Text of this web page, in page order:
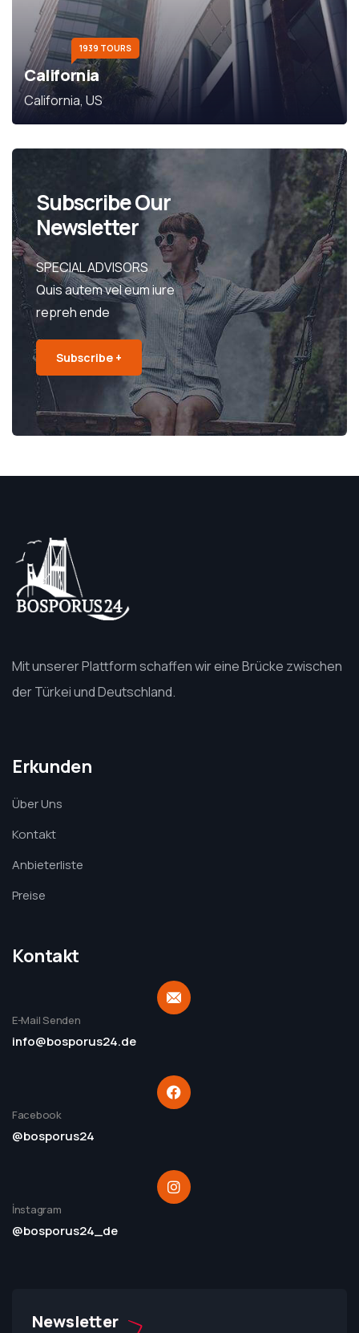
1939 TOURS
California
California, US
Subscribe Our
Newsletter
SPECIAL ADVISORS
Quis autem vel eum iure
repreh ende
Subscribe +
Mit unserer Plattform schaffen wir eine Brücke zwischen
der Türkei und Deutschland.
Erkunden
Über Uns
Kontakt
Anbieterliste
Preise
Kontakt
E-Mail Senden
info@bosporus24.de
Facebook
@bosporus24
İnstagram
@bosporus24_de
Newsletter